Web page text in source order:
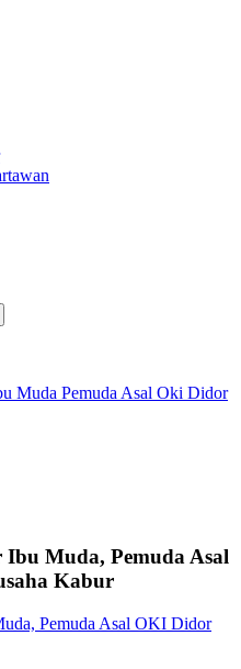
Muda Pemuda Asal Oki Didor
Muda, Pemuda Asal
Kabur